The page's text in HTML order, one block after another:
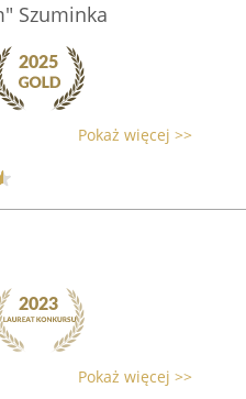
Szuminka
Pokaż więcej >>
Pokaż więcej >>